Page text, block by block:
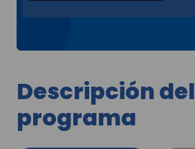
Descripción del
programa